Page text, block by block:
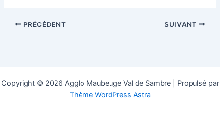
PRÉCÉDENT SUIVANT
Copyright © 2026 Agglo Maubeuge Val de Sambre | Propulsé par
Thème WordPress Astra